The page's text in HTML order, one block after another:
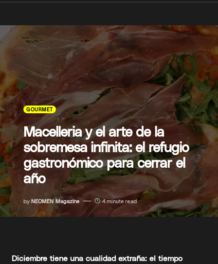
GOURMET
Macelleria y el arte de la
sobremesa infinita: el refugio
gastronómico para cerrar el
año
by NEOMEN Magazine 4 minute read
Diciembre tiene una cualidad extraña: el tiempo